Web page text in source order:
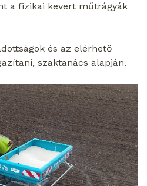
a fizikai kevert műtrágyák
és az elérhető
szaktanács alapján.